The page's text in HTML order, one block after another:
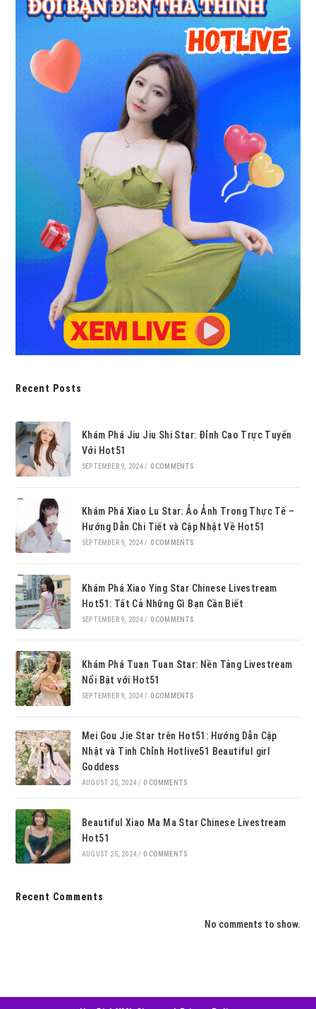
Recent Posts
Khám Phá Jiu Jiu Shi Star: Đỉnh Cao Trực Tuyến
Với Hot51
SEPTEMBER 9, 2024 / 0 COMMENTS
Khám Phá Xiao Lu Star: Ảo Ảnh Trong Thực Tế –
Hướng Dẫn Chi Tiết và Cập Nhật Về Hot51
SEPTEMBER 9, 2024 / 0 COMMENTS
Khám Phá Xiao Ying Star Chinese Livestream
Hot51: Tất Cả Những Gì Bạn Cần Biết
SEPTEMBER 9, 2024 / 0 COMMENTS
Khám Phá Tuan Tuan Star: Nền Tảng Livestream
Nổi Bật với Hot51
SEPTEMBER 9, 2024 / 0 COMMENTS
Mei Gou Jie Star trên Hot51: Hướng Dẫn Cập
Nhật và Tinh Chỉnh Hotlive51 Beautiful girl
Goddess
AUGUST 25, 2024 / 0 COMMENTS
Beautiful Xiao Ma Ma Star Chinese Livestream
Hot51
AUGUST 25, 2024 / 0 COMMENTS
Recent Comments
No comments to show.